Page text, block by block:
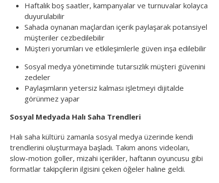
Haftalık boş saatler, kampanyalar ve turnuvalar kolayca
duyurulabilir
Sahada oynanan maçlardan içerik paylaşarak potansiyel
müşteriler cezbedilebilir
Müşteri yorumları ve etkileşimlerle güven inşa edilebilir
Sosyal medya yönetiminde tutarsızlık müşteri güvenini
zedeler
Paylaşımların yetersiz kalması işletmeyi dijitalde
görünmez yapar
Sosyal Medyada Halı Saha Trendleri
Halı saha kültürü zamanla sosyal medya üzerinde kendi
trendlerini oluşturmaya başladı. Takım anons videoları,
slow-motion goller, mizahi içerikler, haftanın oyuncusu gibi
formatlar takipçilerin ilgisini çeken öğeler haline geldi.